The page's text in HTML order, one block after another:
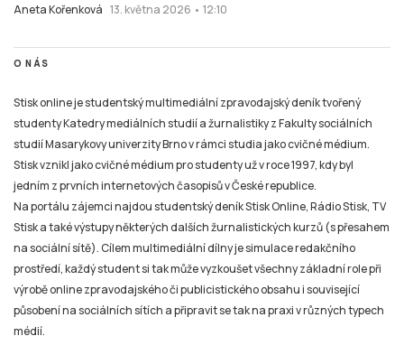
Aneta Kořenková 13. května 2026 • 12:10
O NÁS
Stisk online je studentský multimediální zpravodajský deník tvořený
studenty Katedry mediálních studií a žurnalistiky z Fakulty sociálních
studií Masarykovy univerzity Brno v rámci studia jako cvičné médium.
Stisk vznikl jako cvičné médium pro studenty už v roce 1997, kdy byl
jedním z prvních internetových časopisů v České republice.
Na portálu zájemci najdou studentský deník Stisk Online, Rádio Stisk, TV
Stisk a také výstupy některých dalších žurnalistických kurzů (s přesahem
na sociální sítě). Cílem multimediální dílny je simulace redakčního
prostředí, každý student si tak může vyzkoušet všechny základní role při
výrobě online zpravodajského či publicistického obsahu i související
působení na sociálních sítích a připravit se tak na praxi v různých typech
médií.